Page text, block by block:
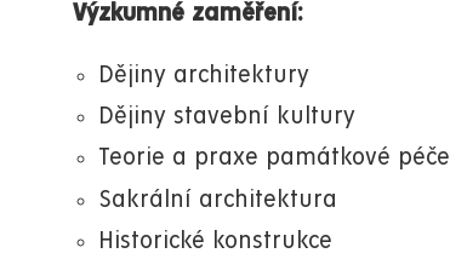
Výzkumné zaměření:
Dějiny architektury
Dějiny stavební kultury
Teorie a praxe památkové péče
Sakrální architektura
Historické konstrukce